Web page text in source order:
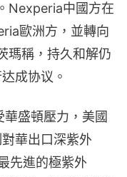
Nexperia中國方在
歐洲方，並轉向
瑪稱，持久和解仍
成协议。
盛頓壓力，美國
華出口深紫外
先進的極紫外